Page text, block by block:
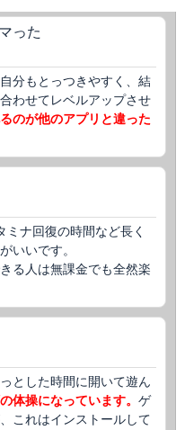
った
分もとっつきやすく、結
わせてレベルアップさせ
のが他のアプリと違った
ナ回復の時間など長く
いいです。
る人は無課金でも全然楽
とした時間に開いて遊ん
体操になっています。 ゲ
これはインストールして